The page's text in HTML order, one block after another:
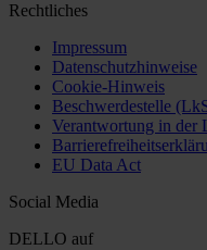
Rechtliches
Impressum
Datenschutzhinweise
Cookie-Hinweis
Beschwerdestelle
Verantwortung in der
EU Data Act
Social Media
DELLO auf